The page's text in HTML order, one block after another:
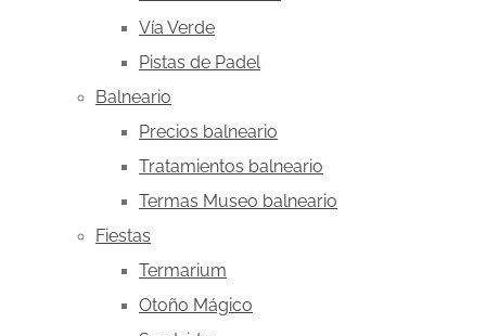
Vía Verde
Pistas de Padel
Balneario
Precios balneario
Tratamientos balneario
Termas Museo balneario
Fiestas
Termarium
Otoño Mágico